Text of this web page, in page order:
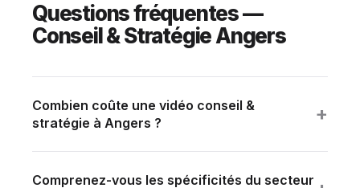
Questions fréquentes —
Conseil & Stratégie Angers
Combien coûte une vidéo conseil &
stratégie à Angers ?
+
sous 24h sur brief.
Comprenez-vous les spécificités du secteur